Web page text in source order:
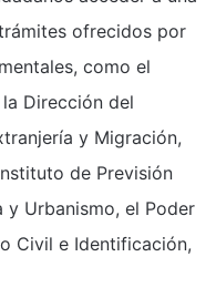
ofrecidos por
como el
Dirección del
y Migración,
de Previsión
y Urbanismo, el Poder
Civil e Identificación,